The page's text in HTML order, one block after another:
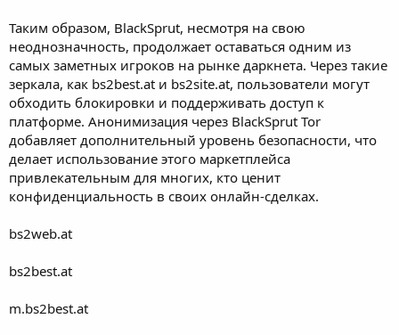
Таким образом, BlackSprut, несмотря на свою
неоднозначность, продолжает оставаться одним из
самых заметных игроков на рынке даркнета. Через такие
зеркала, как bs2best.at и bs2site.at, пользователи могут
обходить блокировки и поддерживать доступ к
платформе. Анонимизация через BlackSprut Tor
добавляет дополнительный уровень безопасности, что
делает использование этого маркетплейса
привлекательным для многих, кто ценит
конфиденциальность в своих онлайн-сделках.
bs2web.at
bs2best.at
m.bs2best.at